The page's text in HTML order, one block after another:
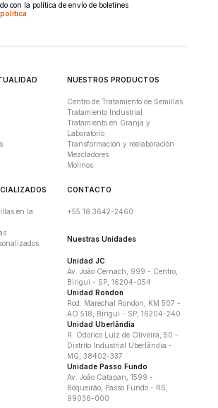
con la política de envío de boletines
NUESTROS PRODUCTOS
Centro de Tratamiento de Semillas
Tratamiento Industrial
Tratamiento en Granja y
Laboratorio
Transformación y reelaboración
Mezcladores
Molinos
en la
CONTACTO
+55 18 3642-2460
Nuestras Unidades
Unidad JC
Av. João Cernach, 999 - Centro,
Birigui - SP, 16204-054
Unidad Rondon
Rod. Marechal Rondon, KM 507 -
AO 518, Birigui - SP, 16204-240
Unidad Uberlândia
R. Odorico Luiz de Oliveira, 50 -
Distrito Industrial Uberlândia -
MG, 38402-337
Unidade Passo Fundo
Av. João Catapan, 1599 -
Boqueirão, Passo Fundo - RS,
99036-000